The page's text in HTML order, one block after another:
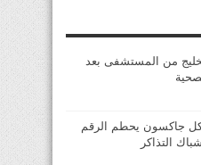
من المستشفى بعد
جاكسون يحطم الرقم
التذاكر